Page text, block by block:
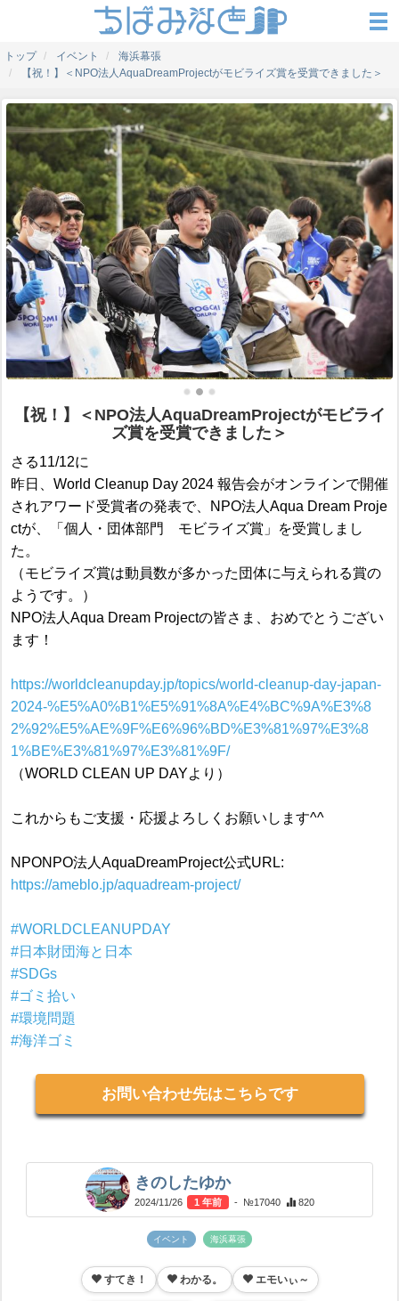
トップ イベント
海浜幕張
【祝！】＜NPO法人AquaDreamProjectがモビライズ賞を受賞できました＞
【祝！】＜NPO法人AquaDreamProjectがモビライ
ズ賞を受賞できました＞
さる11/12に
昨日、World Cleanup Day 2024 報告会がオンラインで開催
されアワード受賞者の発表で、NPO法人Aqua Dream Proje
ctが、「個人・団体部門 モビライズ賞」を受賞しまし
た。
（モビライズ賞は動員数が多かった団体に与えられる賞の
ようです。）
NPO法人Aqua Dream Projectの皆さま、おめでとうござい
ます！
https://worldcleanupday.jp/topics/world-cleanup-day-japan-
2024-%E5%A0%B1%E5%91%8A%E4%BC%9A%E3%8
2%92%E5%AE%9F%E6%96%BD%E3%81%97%E3%8
1%BE%E3%81%97%E3%81%9F/
（WORLD CLEAN UP DAYより）
これからもご支援・応援よろしくお願いします^^
NPONPO法人AquaDreamProject公式URL:
https://ameblo.jp/aquadream-project/
#WORLDCLEANUPDAY
#日本財団海と日本
#SDGs
#ゴミ拾い
#環境問題
#海洋ゴミ
お問い合わせ先はこちらです
きのしたゆか
2024/11/26 1 年前 - №17040 820
イベント 海浜幕張
すてき！ わかる。 エモいぃ～